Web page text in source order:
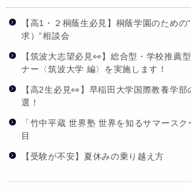
【高1・２桐蔭生必見】桐蔭学園のための
求）”相談会
【筑波大志望必見👀】総合型・学校推薦
ナー〈筑波大学 編〉を実施します！
【高2生必見👀】早稲田大学国際教養学
選！
「竹中平蔵 世界塾 世界を知るサマース
目
【受験が不安】夏休みの乗り越え方